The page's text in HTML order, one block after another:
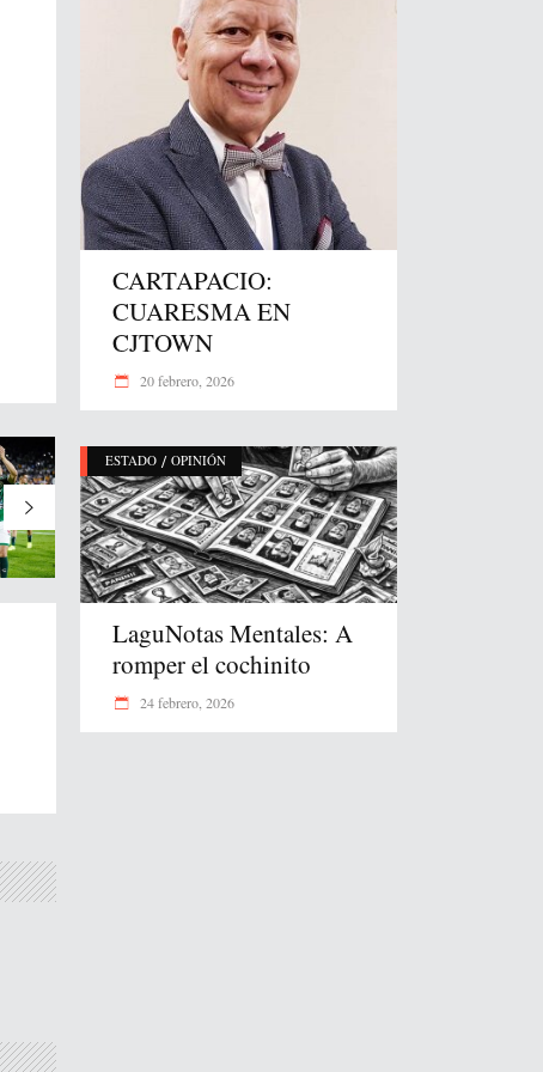
CARTAPACIO:
CUARESMA EN
CJTOWN
20 febrero, 2026
ESTADO / OPINIÓN
LaguNotas Mentales: A
romper el cochinito
24 febrero, 2026